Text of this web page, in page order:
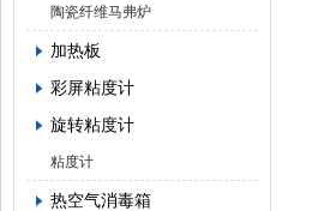
陶瓷纤维马弗炉
加热板
彩屏粘度计
旋转粘度计
粘度计
热空气消毒箱